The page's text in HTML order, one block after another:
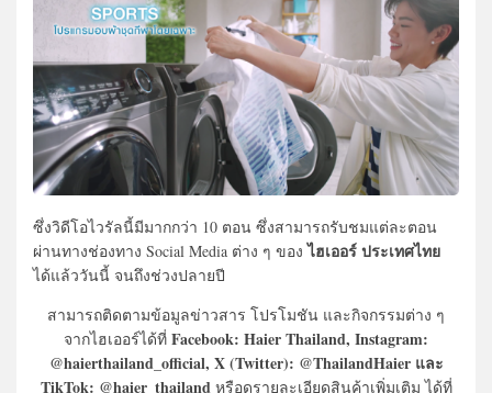
ซึ่งวิดีโอไวรัลนี้มีมากกว่า 10 ตอน ซึ่งสามารถรับชมแต่ละตอน
ผ่านทางช่องทาง Social Media ต่าง ๆ ของ ไฮเออร์ ประเทศไทย
ได้แล้ววันนี้ จนถึงช่วงปลายปี
สามารถติดตามข้อมูลข่าวสาร โปรโมชัน และกิจกรรมต่าง ๆ
จากไฮเออร์ได้ที่ Facebook: Haier Thailand, Instagram:
@haierthailand_official, X (Twitter): @ThailandHaier และ
TikTok: @haier_thailandหรือดูรายละเอียดสินค้าเพิ่มเติม ได้ที่